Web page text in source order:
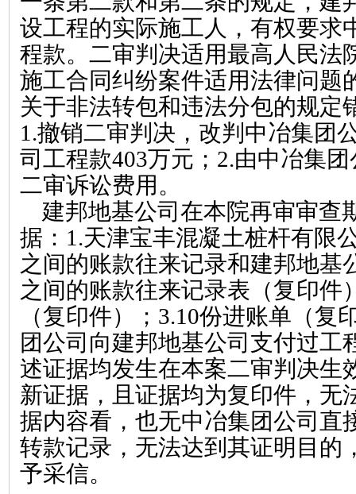
设工程的实际施工人，有权要求
程款。二审判决适用最高人民法
施工合同纠纷案件适用法律问题
关于非法转包和违法分包的规定
1.撤销二审判决，改判中冶集团
司工程款403万元； 2.由中冶集
二审诉讼费用。
建邦地基公司在本院再审审查
据： 1.天津宝丰混凝土桩杆有限
之间的账款往来记录和建邦地基
之间的账款往来记录表（复印件
（复印件）； 3.10份进账单（复
团公司向建邦地基公司支付过工
述证据均发生在本案二审判决生
新证据，且证据均为复印件，无
据内容看，也无中冶集团公司直
转款记录，无法达到其证明目的
予采信。